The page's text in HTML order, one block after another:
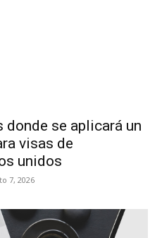
donde se aplicará un
visas de
unidos
7, 2026